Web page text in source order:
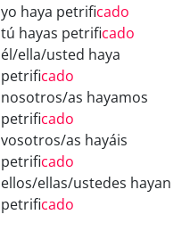
yo haya petrificado
tú hayas petrificado
él/ella/usted haya
petrificado
nosotros/as hayamos
petrificado
vosotros/as hayáis
petrificado
ellos/ellas/ustedes hayan
petrificado